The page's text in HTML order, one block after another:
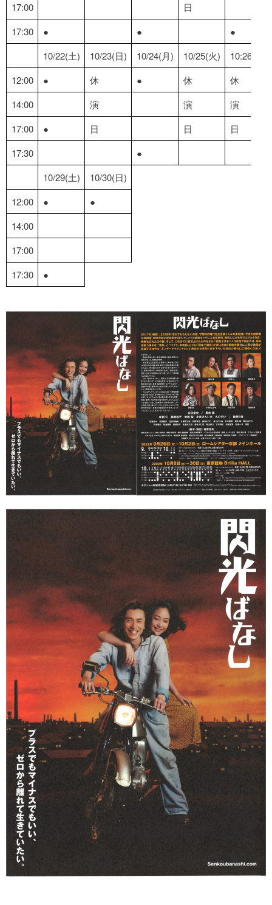
17:00
日
17:30
● ●
●
10/22(土)
10/23(日) 10/24(月) 10/25(火)
10:26(水)
12:00
● 休 ● 休
休
14:00
演 演
演
17:00
● 日 日
日
17:30
●
10/29(土)
10/30(日)
12:00
●
●
14:00
17:00
17:30
●